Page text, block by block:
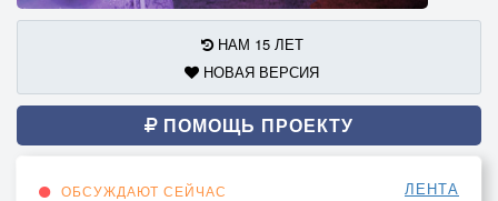
НАМ 15 ЛЕТ
НОВАЯ ВЕРСИЯ
ПОМОЩЬ ПРОЕКТУ
ОБСУЖДАЮТ СЕЙЧАС ЛЕНТА